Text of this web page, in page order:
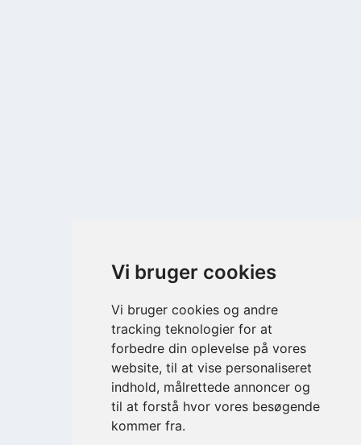
Vi bruger cookies
Vi bruger cookies og andre
tracking teknologier for at
forbedre din oplevelse på vores
website, til at vise personaliseret
indhold, målrettede annoncer og
til at forstå hvor vores besøgende
kommer fra.